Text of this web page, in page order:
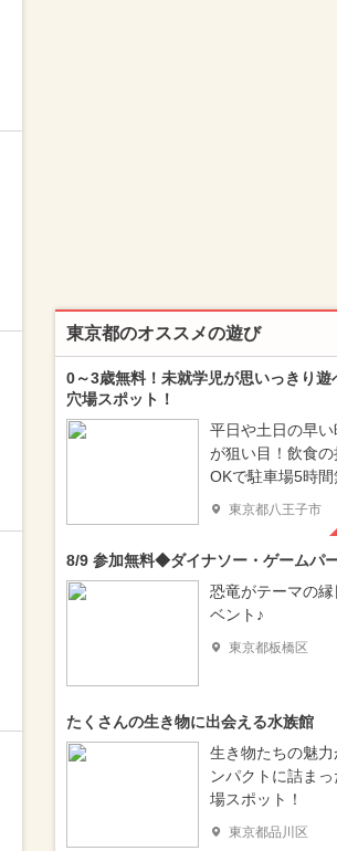
東京都のオススメの遊び
0～3歳無料！未就学児が思いっきり遊
穴場スポット！
平日や土日の早い
が狙い目！飲食の
OKで駐車場5時間
東京都八王子市
8/9 参加無料◆ダイナソー・ゲームパ
恐竜がテーマの縁
ベント♪
東京都板橋区
たくさんの生き物に出会える水族館
生き物たちの魅力
ンパクトに詰まっ
場スポット！
東京都品川区